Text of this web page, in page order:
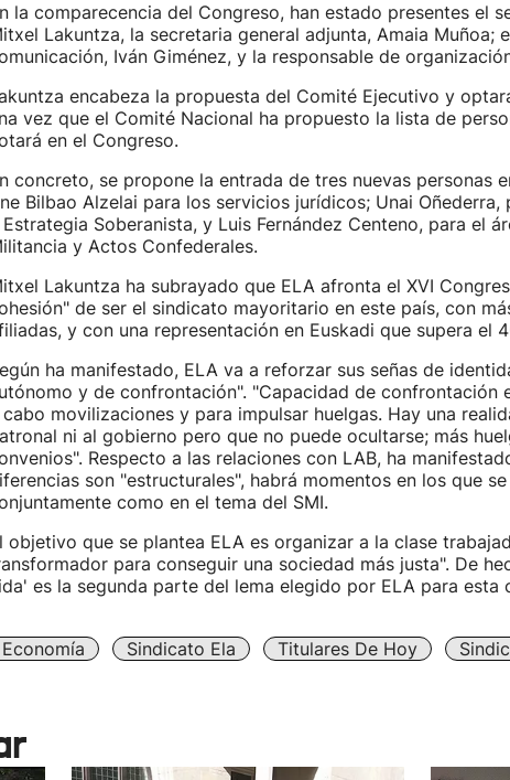
la comparecencia del Congreso, han estado presentes el
Lakuntza, la secretaria general adjunta, Amaia Muñoa;
Iván Giménez, y la responsable de
encabeza la propuesta del Comité Ejecutivo y
vez que el Comité Nacional ha propuesto la lista de
en el Congreso.
concreto, se propone la entrada de tres nuevas personas
Bilbao Alzelai para los servicios jurídicos; Unai Oñederra,
Soberanista, y Luis Fernández Centeno, para el
y Actos Confederales.
Lakuntza ha subrayado que ELA afronta el XVI
de ser el sindicato mayoritario en este país, con
y con una representación en Euskadi que supera el
ha manifestado, ELA va a reforzar sus señas de
y de confrontación". "Capacidad de confrontación
movilizaciones y para impulsar huelgas. Hay una
ni al gobierno pero que no puede ocultarse; más
Respecto a las relaciones con LAB, ha
son "estructurales", habrá momentos en los que
como en el tema del SMI.
objetivo que se plantea ELA es organizar a la clase
para conseguir una sociedad más justa". De
es la segunda parte del lema elegido por ELA para esta
Economía Sindicato Ela Titulares De Hoy